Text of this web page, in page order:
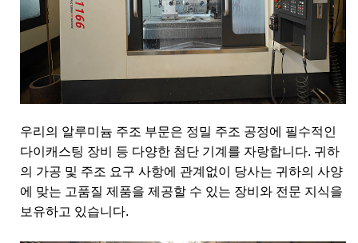
우리의 알루미늄 주조 부문은 정밀 주조 공정에 필수적인
다이캐스팅 장비 등 다양한 첨단 기계를 자랑합니다. 귀하
의 가공 및 주조 요구 사항에 관계없이 당사는 귀하의 사양
에 맞는 고품질 제품을 제공할 수 있는 장비와 전문 지식을
보유하고 있습니다.